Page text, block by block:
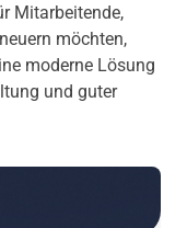
Mitarbeitende,
möchten,
moderne Lösung
und guter